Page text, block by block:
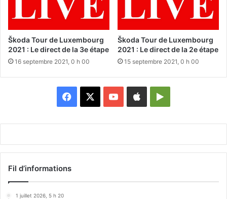
Škoda Tour de Luxembourg
2021 : Le direct de la 3e étape
16 septembre 2021, 0 h 00
Škoda Tour de Luxembourg
2021 : Le direct de la 2e étape
15 septembre 2021, 0 h 00
Facebook YouTubeAppleGoogle
Fil d’informations
1 juillet 2026, 5 h 20